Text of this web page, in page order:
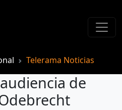
Telerama Noticias
de